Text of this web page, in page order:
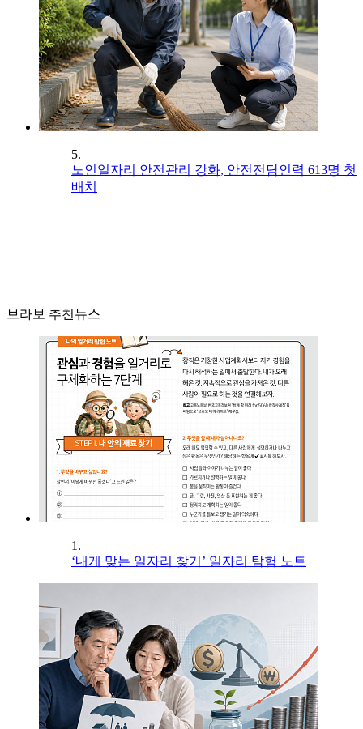
5.
노인일자리 안전관리 강화, 안전전담인력 613명 첫
배치
브라보 추천뉴스
1.
‘내게 맞는 일자리 찾기’ 일자리 탐험 노트